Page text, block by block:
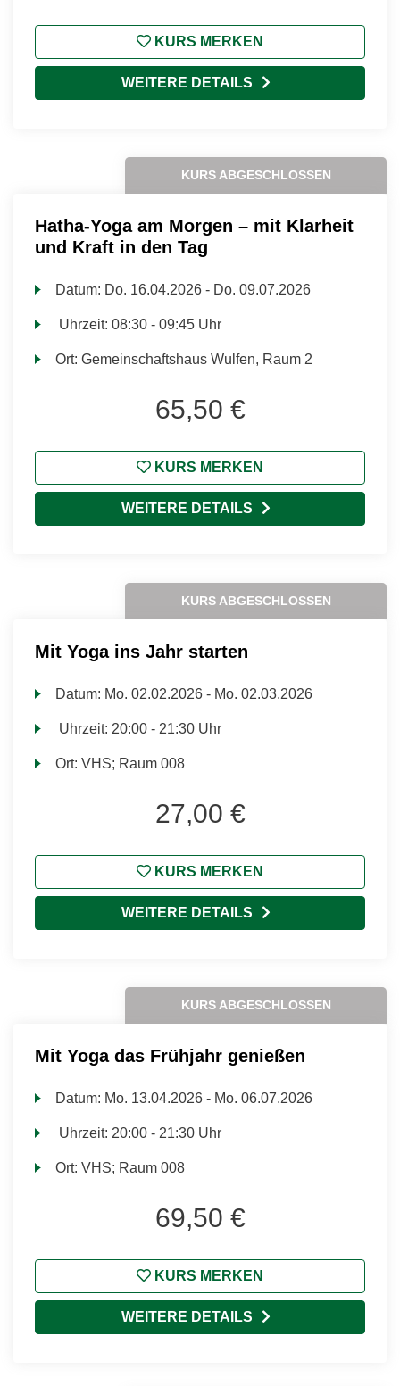
KURS MERKEN
WEITERE DETAILS
KURS ABGESCHLOSSEN
Hatha-Yoga am Morgen – mit Klarheit
und Kraft in den Tag
Datum: Do. 16.04.2026 - Do. 09.07.2026
Uhrzeit:08:30 - 09:45 Uhr
Ort:Gemeinschaftshaus Wulfen, Raum 2
65,50 €
KURS MERKEN
WEITERE DETAILS
KURS ABGESCHLOSSEN
Mit Yoga ins Jahr starten
Datum: Mo. 02.02.2026 - Mo. 02.03.2026
Uhrzeit: 20:00 - 21:30 Uhr
Ort:VHS; Raum 008
27,00 €
KURS MERKEN
WEITERE DETAILS
KURS ABGESCHLOSSEN
Mit Yoga das Frühjahr genießen
Datum: Mo. 13.04.2026 - Mo. 06.07.2026
Uhrzeit: 20:00 - 21:30 Uhr
Ort:VHS; Raum 008
69,50 €
KURS MERKEN
WEITERE DETAILS